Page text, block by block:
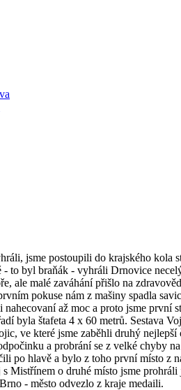
jsme postoupili do krajského
to byl braňák - vyhráli Drnovice
ale malé zaváhání přišlo na
pokuse nám z mašiny spadla
až moc a proto jsme
byla štafeta 4 x 60 metrů. Sestava
ve které jsme zaběhli druhý
a probrání se z velké
po hlavě a bylo z toho první místo z
Mistřínem o druhé místo jsme
- město odvezlo z kraje medaili.